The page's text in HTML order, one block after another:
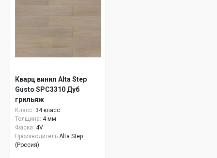
Кварц винил Alta Step
Gusto SPC3310 Дуб
грильяж
Класс: 34 класс
Толщина: 4 мм
Фаска: 4V
Производитель Alta Step
(Россия)